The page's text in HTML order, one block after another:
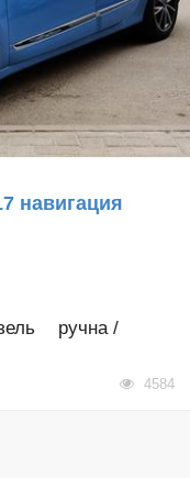
навигация
ручна /
4584